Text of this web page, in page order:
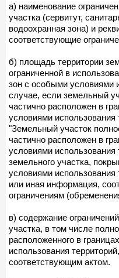
а) наименование
участка (сервитут,
водоохранная зона) и
соответствующие
б) площадь территории
ограниченной в
зон с особыми условиями
случае, если земельный
частично расположен в
условиями использования
"Земельный участок
частично расположен в
условиями
земельного участка,
условиями
или иная информация,
ограничениям
в) содержание
участка, в том числе
расположенного в
использования
соответствующим актом.